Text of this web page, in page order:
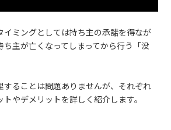
イミングとしては持ち主の承諾を得なが
ち主が亡くなってしまってから行う「没
することは問題ありませんが、それぞれ
やデメリットを詳しく紹介します。